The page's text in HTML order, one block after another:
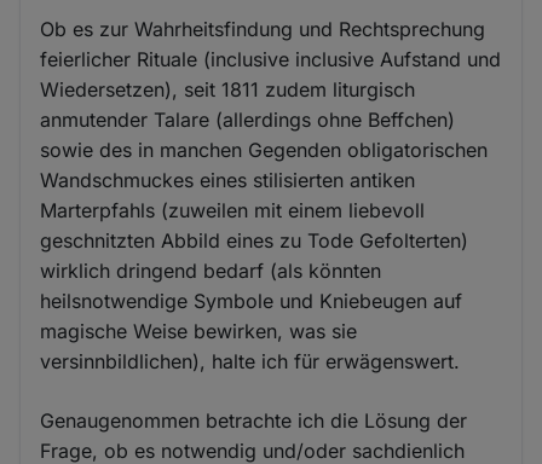
Ob es zur Wahrheitsfindung und Rechtsprechung
feierlicher Rituale (inclusive inclusive Aufstand und
Wiedersetzen), seit 1811 zudem liturgisch
anmutender Talare (allerdings ohne Beffchen)
sowie des in manchen Gegenden obligatorischen
Wandschmuckes eines stilisierten antiken
Marterpfahls (zuweilen mit einem liebevoll
geschnitzten Abbild eines zu Tode Gefolterten)
wirklich dringend bedarf (als könnten
heilsnotwendige Symbole und Kniebeugen auf
magische Weise bewirken, was sie
versinnbildlichen), halte ich für erwägenswert.
Genaugenommen betrachte ich die Lösung der
Frage, ob es notwendig und/oder sachdienlich